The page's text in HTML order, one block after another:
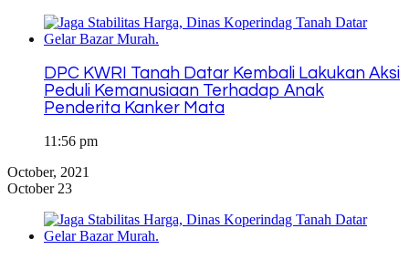
DPC KWRI Tanah Datar Kembali Lakukan Aksi
Peduli Kemanusiaan Terhadap Anak
Penderita Kanker Mata
11:56 pm
October, 2021
October 23